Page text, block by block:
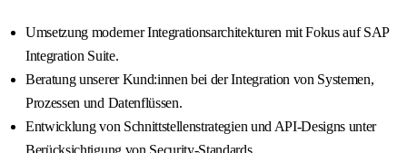
Umsetzung moderner Integrationsarchitekturen mit Fokus auf SAP
Integration Suite.
Beratung unserer Kund:innen bei der Integration von Systemen,
Prozessen und Datenflüssen.
Entwicklung von Schnittstellenstrategien und API-Designs unter